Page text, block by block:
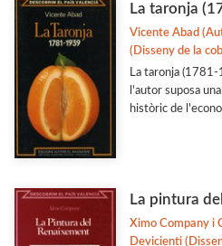
La taronja
Vicente Abad
(Disseny de la
La taronja
l'autor suposa
històric de
La pintura
Ximo Company i
Devicienti